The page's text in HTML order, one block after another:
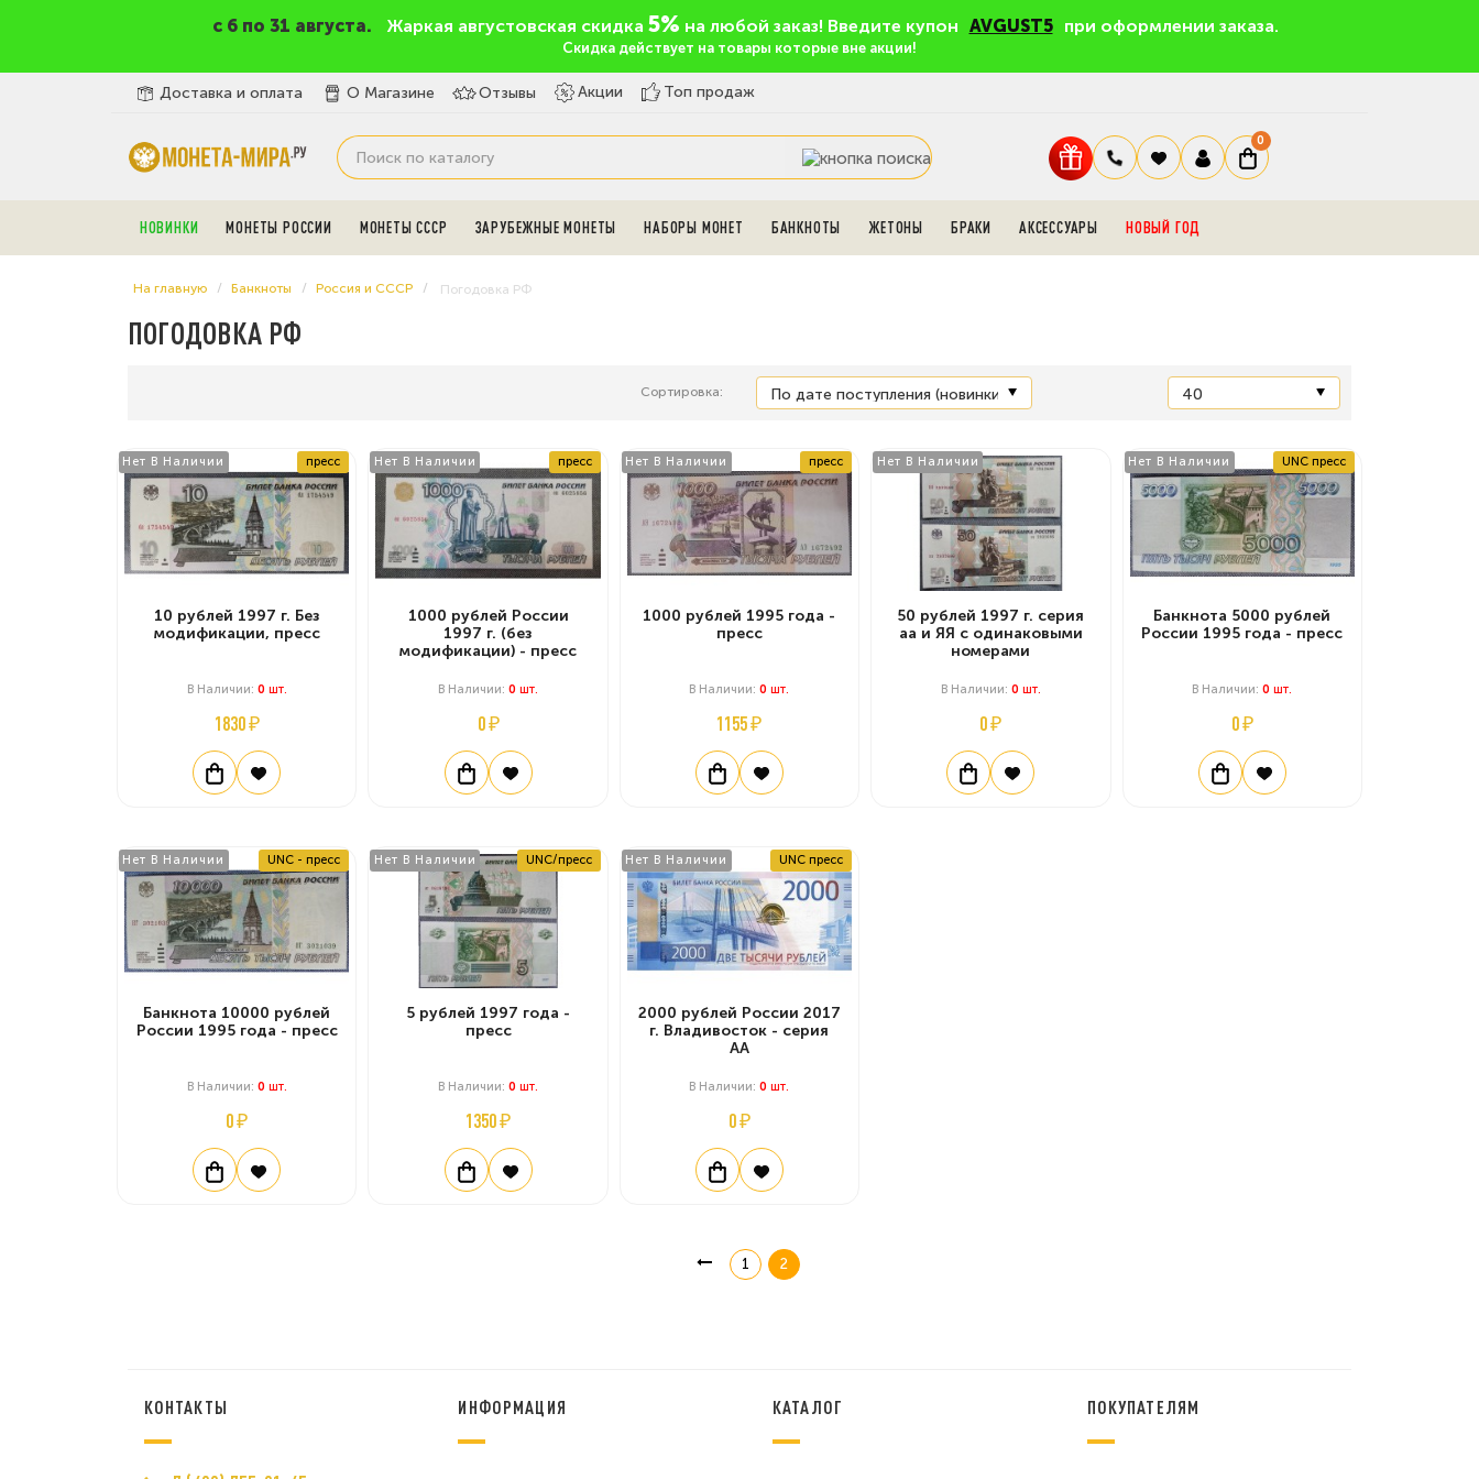
c 6 по 31 августа. Жаркая августовская скидка 5% на любой заказ! Введите купон AVGUST5 при оформлении заказа.
Скидка действует на товары которые вне акции!
Доставка и оплата О Магазине Отзывы Акции Топ продаж
0
НОВИНКИ МОНЕТЫ РОССИИ МОНЕТЫ СССР ЗАРУБЕЖНЫЕ МОНЕТЫ НАБОРЫ МОНЕТ БАНКНОТЫ ЖЕТОНЫ БРАКИ АКСЕССУАРЫ НОВЫЙ ГОД
На главную Банкноты Россия и СССР Погодовка РФ
ПОГОДОВКА РФ
Сортировка:
Нет В Наличии пресс
10 рублей 1997 г. Без
модификации, пресс
В Наличии: 0 Шт.
1830 ₽
Нет В Наличии пресс
1000 рублей России
1997 г. (без
модификации) - пресс
В Наличии: 0 Шт.
0 ₽
Нет В Наличии пресс
1000 рублей 1995 года -
пресс
В Наличии:0 Шт.
1155 ₽
Нет В Наличии
50 рублей 1997 г. серия
аа и ЯЯ с одинаковыми
номерами
В Наличии: 0 Шт.
0 ₽
Нет В Наличии UNC пресс
Банкнота 5000 рублей
России 1995 года - пресс
В Наличии:0 Шт.
0 ₽
Нет В Наличии UNC - пресс
Банкнота 10000 рублей
России 1995 года - пресс
В Наличии: 0 Шт.
0 ₽
Нет В Наличии UNC/пресс
5 рублей 1997 года -
пресс
В Наличии: 0 Шт.
1350 ₽
Нет В Наличии UNC пресс
2000 рублей России 2017
г. Владивосток - серия
АА
В Наличии:0 Шт.
0 ₽
1 2
КОНТАКТЫ ИНФОРМАЦИЯ КАТАЛОГ ПОКУПАТЕЛЯМ